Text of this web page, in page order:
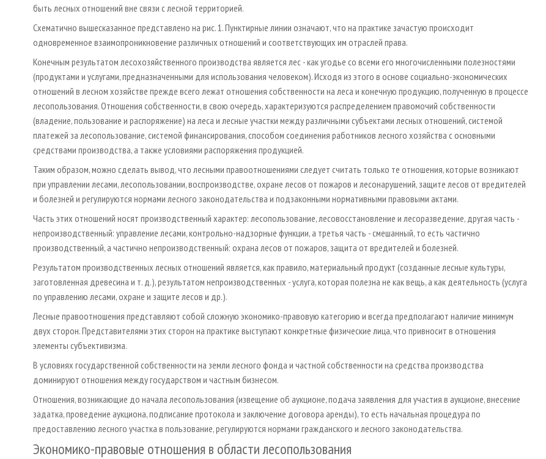
быть лесных отношений вне связи с лесной территорией.
Схематично вышесказанное представлено на рис. 1. Пунктирные линии означают, что на практике зачастую происходит
одновременное взаимопроникновение различных отношений и соответствующих им отраслей права.
Конечным результатом лесохозяйственного производства является лес - как угодье со всеми его многочисленными полезностями
(продуктами и услугами, предназначенными для использования человеком). Исходя из этого в основе социально-экономических
отношений в лесном хозяйстве прежде всего лежат отношения собственности на леса и конечную продукцию, полученную в процессе
лесопользования. Отношения собственности, в свою очередь, характеризуются распределением правомочий собственности
(владение, пользование и распоряжение) на леса и лесные участки между различными субъектами лесных отношений, системой
платежей за лесопользование, системой финансирования, способом соединения работников лесного хозяйства с основными
средствами производства, а также условиями распоряжения продукцией.
Таким образом, можно сделать вывод, что лесными правоотношениями следует считать только те отношения, которые возникают
при управлении лесами, лесопользовании, воспроизводстве, охране лесов от пожаров и лесонарушений, защите лесов от вредителей
и болезней и регулируются нормами лесного законодательства и подзаконными нормативными правовыми актами.
Часть этих отношений носят производственный характер: лесопользование, лесовосстановление и лесоразведение, другая часть -
непроизводственный: управление лесами, контрольно-надзорные функции, а третья часть - смешанный, то есть частично
производственный, а частично непроизводственный: охрана лесов от пожаров, защита от вредителей и болезней.
Результатом производственных лесных отношений является, как правило, материальный продукт (созданные лесные культуры,
заготовленная древесина и т. д.), результатом непроизводственных - услуга, которая полезна не как вещь, а как деятельность (услуга
по управлению лесами, охране и защите лесов и др.).
Лесные правоотношения представляют собой сложную экономико-правовую категорию и всегда предполагают наличие минимум
двух сторон. Представителями этих сторон на практике выступают конкретные физические лица, что привносит в отношения
элементы субъективизма.
В условиях государственной собственности на земли лесного фонда и частной собственности на средства производства
доминируют отношения между государством и частным бизнесом.
Отношения, возникающие до начала лесопользования (извещение об аукционе, подача заявления для участия в аукционе, внесение
задатка, проведение аукциона, подписание протокола и заключение договора аренды), то есть начальная процедура по
предоставлению лесного участка в пользование, регулируются нормами гражданского и лесного законодательства.
Экономико-правовые отношения в области лесопользования